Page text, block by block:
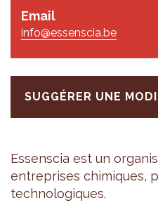
Email
info@essenscia.be
SUGGÉRER UNE
Essens­cia est un
entre­prises chi­miques,
tech­no­lo­giques.